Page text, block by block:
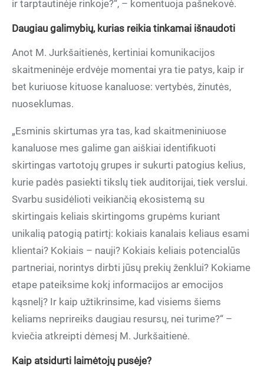
ir tarptautinėje rinkoje?“, – komentuoja pašnekovė.
Daugiau galimybių, kurias reikia tinkamai išnaudoti
Anot M. Jurkšaitienės, kertiniai komunikacijos
skaitmeninėje erdvėje momentai yra tie patys, kaip ir
bet kuriuose kituose kanaluose: vertybės, žinutės,
nuoseklumas.
„Esminis skirtumas yra tas, kad skaitmeniniuose
kanaluose mes galime gan aiškiai identifikuoti
skirtingas vartotojų grupes ir sukurti patogius kelius,
kurie padės pasiekti tikslų tiek auditorijai, tiek verslui.
Svarbu susidėlioti veikiančią ekosistemą su
skirtingais keliais skirtingoms grupėms kuriant
unikalią patogią patirtį: kokiais kanalais keliaus esami
klientai? Kokiais – nauji? Kokiais keliais potencialūs
partneriai, norintys dirbti jūsų prekių ženklui? Kokiame
etape pateiksime kokį informacijos ar emocijos
kąsnelį? Ir kaip užtikrinsime, kad visiems šiems
keliams neprireiks daugiau resursų, nei turime?“ –
kviečia atkreipti dėmesį M. Jurkšaitienė.
Kaip atsidurti laimėtojų pusėje?